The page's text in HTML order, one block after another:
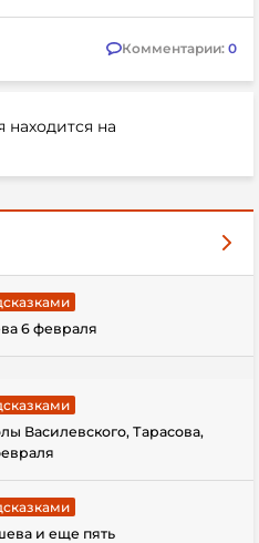
Комментарии: 0
на
6 февраля
Василевского, Тарасова,
и еще пять